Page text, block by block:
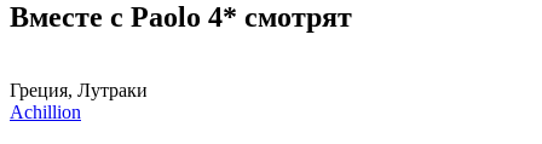
Вместе с Paolo 4* смотрят
Греция, Лутраки
Achillion